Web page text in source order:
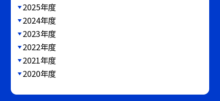
2025年度
2024年度
2023年度
2022年度
2021年度
2020年度